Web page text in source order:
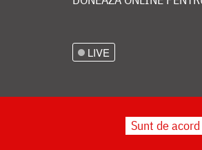
LIVE
Sunt de acord